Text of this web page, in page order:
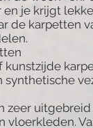
je krijgt
de karpetten
kunstzijde
synthetische
zeer
vloerkleden.